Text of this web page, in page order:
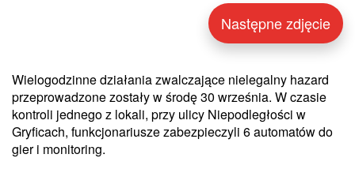
Następne zdjęcie
Wielogodzinne działania zwalczające nielegalny hazard
przeprowadzone zostały w środę 30 września. W czasie
kontroli jednego z lokali, przy ulicy Niepodległości w
Gryficach, funkcjonariusze zabezpieczyli 6 automatów do
gier i monitoring.